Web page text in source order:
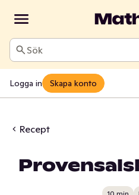
Sök
Logga in Skapa konto
Recept
10 min